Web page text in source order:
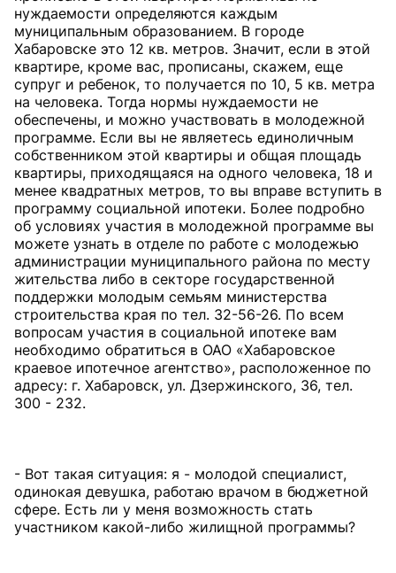
нуждаемости определяются каждым
муниципальным образованием. В городе
Хабаровске это 12 кв. метров. Значит, если в этой
квартире, кроме вас, прописаны, скажем, еще
супруг и ребенок, то получается по 10, 5 кв. метра
на человека. Тогда нормы нуждаемости не
обеспечены, и можно участвовать в молодежной
программе. Если вы не являетесь единоличным
собственником этой квартиры и общая площадь
квартиры, приходящаяся на одного человека, 18 и
менее квадратных метров, то вы вправе вступить в
программу социальной ипотеки. Более подробно
об условиях участия в молодежной программе вы
можете узнать в отделе по работе с молодежью
администрации муниципального района по месту
жительства либо в секторе государственной
поддержки молодым семьям министерства
строительства края по тел. 32-56-26. По всем
вопросам участия в социальной ипотеке вам
необходимо обратиться в ОАО «Хабаровское
краевое ипотечное агентство», расположенное по
адресу: г. Хабаровск, ул. Дзержинского, 36, тел.
300 - 232.
- Вот такая ситуация: я - молодой специалист,
одинокая девушка, работаю врачом в бюджетной
сфере. Есть ли у меня возможность стать
участником какой-либо жилищной программы?